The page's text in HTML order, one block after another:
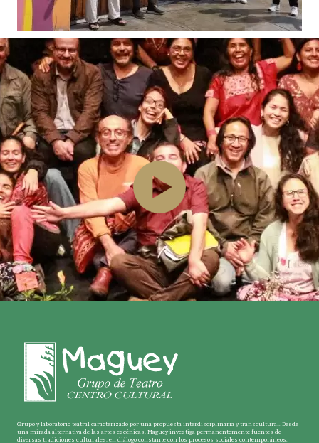
Grupo y laboratorio teatral caracterizado por una propuesta interdisciplinaria y transcultural. Desde
una mirada alternativa de las artes escénicas, Maguey investiga permanentemente fuentes de
diversas tradiciones culturales, en diálogo constante con los procesos sociales contemporáneos.